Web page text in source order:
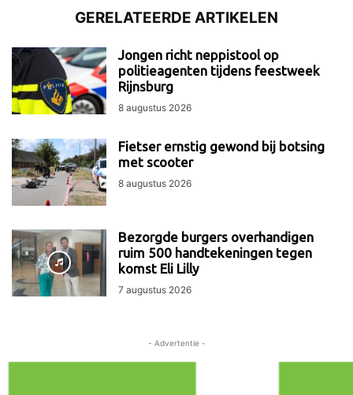
GERELATEERDE ARTIKELEN
Jongen richt neppistool op
politieagenten tijdens feestweek
Rijnsburg
8 augustus 2026
Fietser ernstig gewond bij botsing
met scooter
8 augustus 2026
Bezorgde burgers overhandigen
ruim 500 handtekeningen tegen
komst Eli Lilly
7 augustus 2026
- Advertentie -